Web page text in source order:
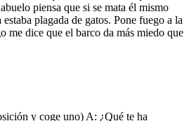
piensa que si se mata él mismo
plagada de gatos. Pone fuego a la
me dice que el barco da más miedo que
y coge uno) A: ¿Qué te ha